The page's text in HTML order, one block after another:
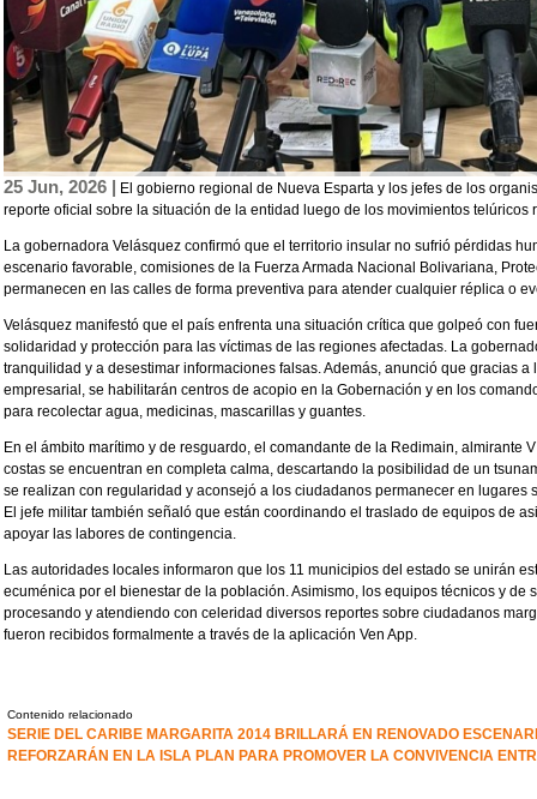
25 Jun, 2026 | El gobierno regional de Nueva Esparta y los jefes de los
reporte oficial sobre la situación de la entidad luego de los movimientos telúricos
La gobernadora Velásquez confirmó que el territorio insular no sufrió pérdidas
escenario favorable, comisiones de la Fuerza Armada Nacional Bolivariana,
permanecen en las calles de forma preventiva para atender cualquier réplica o
Velásquez manifestó que el país enfrenta una situación crítica que golpeó con
solidaridad y protección para las víctimas de las regiones afectadas. La
tranquilidad y a desestimar informaciones falsas. Además, anunció que gracias
empresarial, se habilitarán centros de acopio en la Gobernación y en los
para recolectar agua, medicinas, mascarillas y guantes.
En el ámbito marítimo y de resguardo, el comandante de la Redimain, almirante
costas se encuentran en completa calma, descartando la posibilidad de un
se realizan con regularidad y aconsejó a los ciudadanos permanecer en lugares
El jefe militar también señaló que están coordinando el traslado de equipos de
apoyar las labores de contingencia.
Las autoridades locales informaron que los 11 municipios del estado se unirán
ecuménica por el bienestar de la población. Asimismo, los equipos técnicos y de
procesando y atendiendo con celeridad diversos reportes sobre ciudadanos
fueron recibidos formalmente a través de la aplicación Ven App.
Contenido relacionado
SERIE DEL CARIBE MARGARITA 2014 BRILLARÁ EN RENOVADO
REFORZARÁN EN LA ISLA PLAN PARA PROMOVER LA CONVIVENCIA